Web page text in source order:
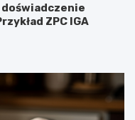
ZPC IGA